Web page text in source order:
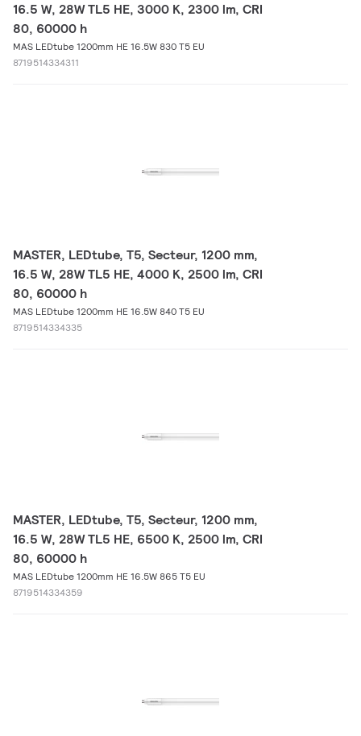
16.5 W, 28W TL5 HE, 3000 K, 2300 lm, CRI
80, 60000 h
MAS LEDtube 1200mm HE 16.5W 830 T5 EU
8719514334311
MASTER, LEDtube, T5, Secteur, 1200 mm,
16.5 W, 28W TL5 HE, 4000 K, 2500 lm, CRI
80, 60000 h
MAS LEDtube 1200mm HE 16.5W 840 T5 EU
8719514334335
MASTER, LEDtube, T5, Secteur, 1200 mm,
16.5 W, 28W TL5 HE, 6500 K, 2500 lm, CRI
80, 60000 h
MAS LEDtube 1200mm HE 16.5W 865 T5 EU
8719514334359